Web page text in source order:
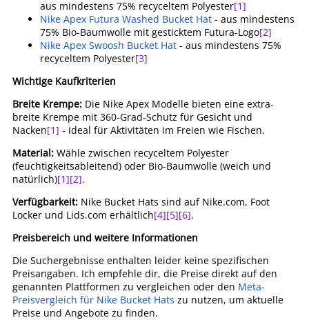
aus mindestens 75% recyceltem Polyester[1]
Nike Apex Futura Washed Bucket Hat - aus mindestens
75% Bio-Baumwolle mit gesticktem Futura-Logo[2]
Nike Apex Swoosh Bucket Hat - aus mindestens 75%
recyceltem Polyester[3]
Wichtige Kaufkriterien
Breite Krempe: Die Nike Apex Modelle bieten eine extra-
breite Krempe mit 360-Grad-Schutz für Gesicht und
Nacken[1] - ideal für Aktivitäten im Freien wie Fischen.
Material: Wähle zwischen recyceltem Polyester
(feuchtigkeitsableitend) oder Bio-Baumwolle (weich und
natürlich)[1][2].
Verfügbarkeit: Nike Bucket Hats sind auf Nike.com, Foot
Locker und Lids.com erhältlich[4][5][6].
Preisbereich und weitere Informationen
Die Suchergebnisse enthalten leider keine spezifischen
Preisangaben. Ich empfehle dir, die Preise direkt auf den
genannten Plattformen zu vergleichen oder den Meta-
Preisvergleich für Nike Bucket Hats zu nutzen, um aktuelle
Preise und Angebote zu finden.